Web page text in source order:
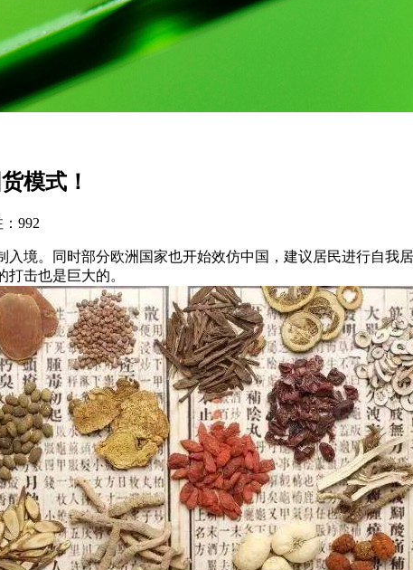
模式！
992
境。同时部分欧洲国家也开始效仿中国，建议居民进行自我
打击也是巨大的。